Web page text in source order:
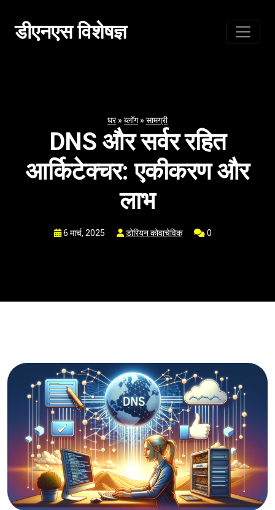
डीएनएस विशेषज्ञ
घर» ब्लॉग» सामग्री
DNS और सर्वर रहित
आर्किटेक्चर: एकीकरण और
लाभ
6 मार्च, 2025 डोरियन कोवाचेविक 0